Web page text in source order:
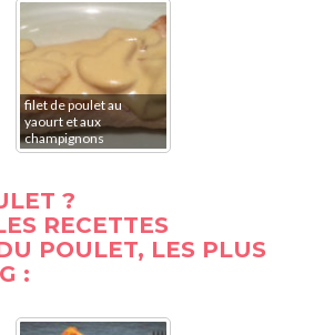
filet de poulet au
yaourt et aux
champignons
?
RECETTES
POULET, LES PLUS
: